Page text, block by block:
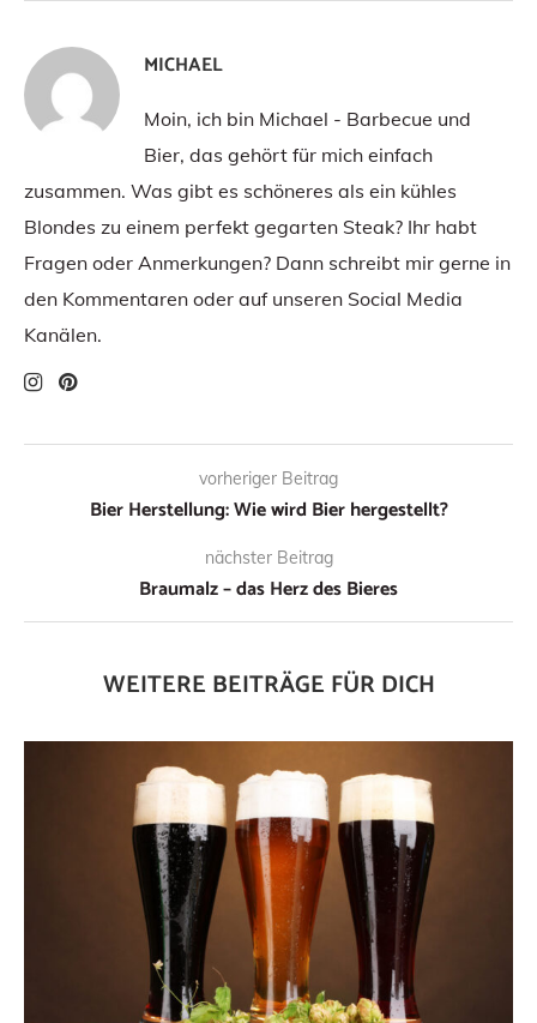
MICHAEL
Moin, ich bin Michael - Barbecue und
Bier, das gehört für mich einfach
zusammen. Was gibt es schöneres als ein kühles
Blondes zu einem perfekt gegarten Steak? Ihr habt
Fragen oder Anmerkungen? Dann schreibt mir gerne in
den Kommentaren oder auf unseren Social Media
Kanälen.
vorheriger Beitrag
Bier Herstellung: Wie wird Bier hergestellt?
nächster Beitrag
Braumalz – das Herz des Bieres
WEITERE BEITRÄGE FÜR DICH